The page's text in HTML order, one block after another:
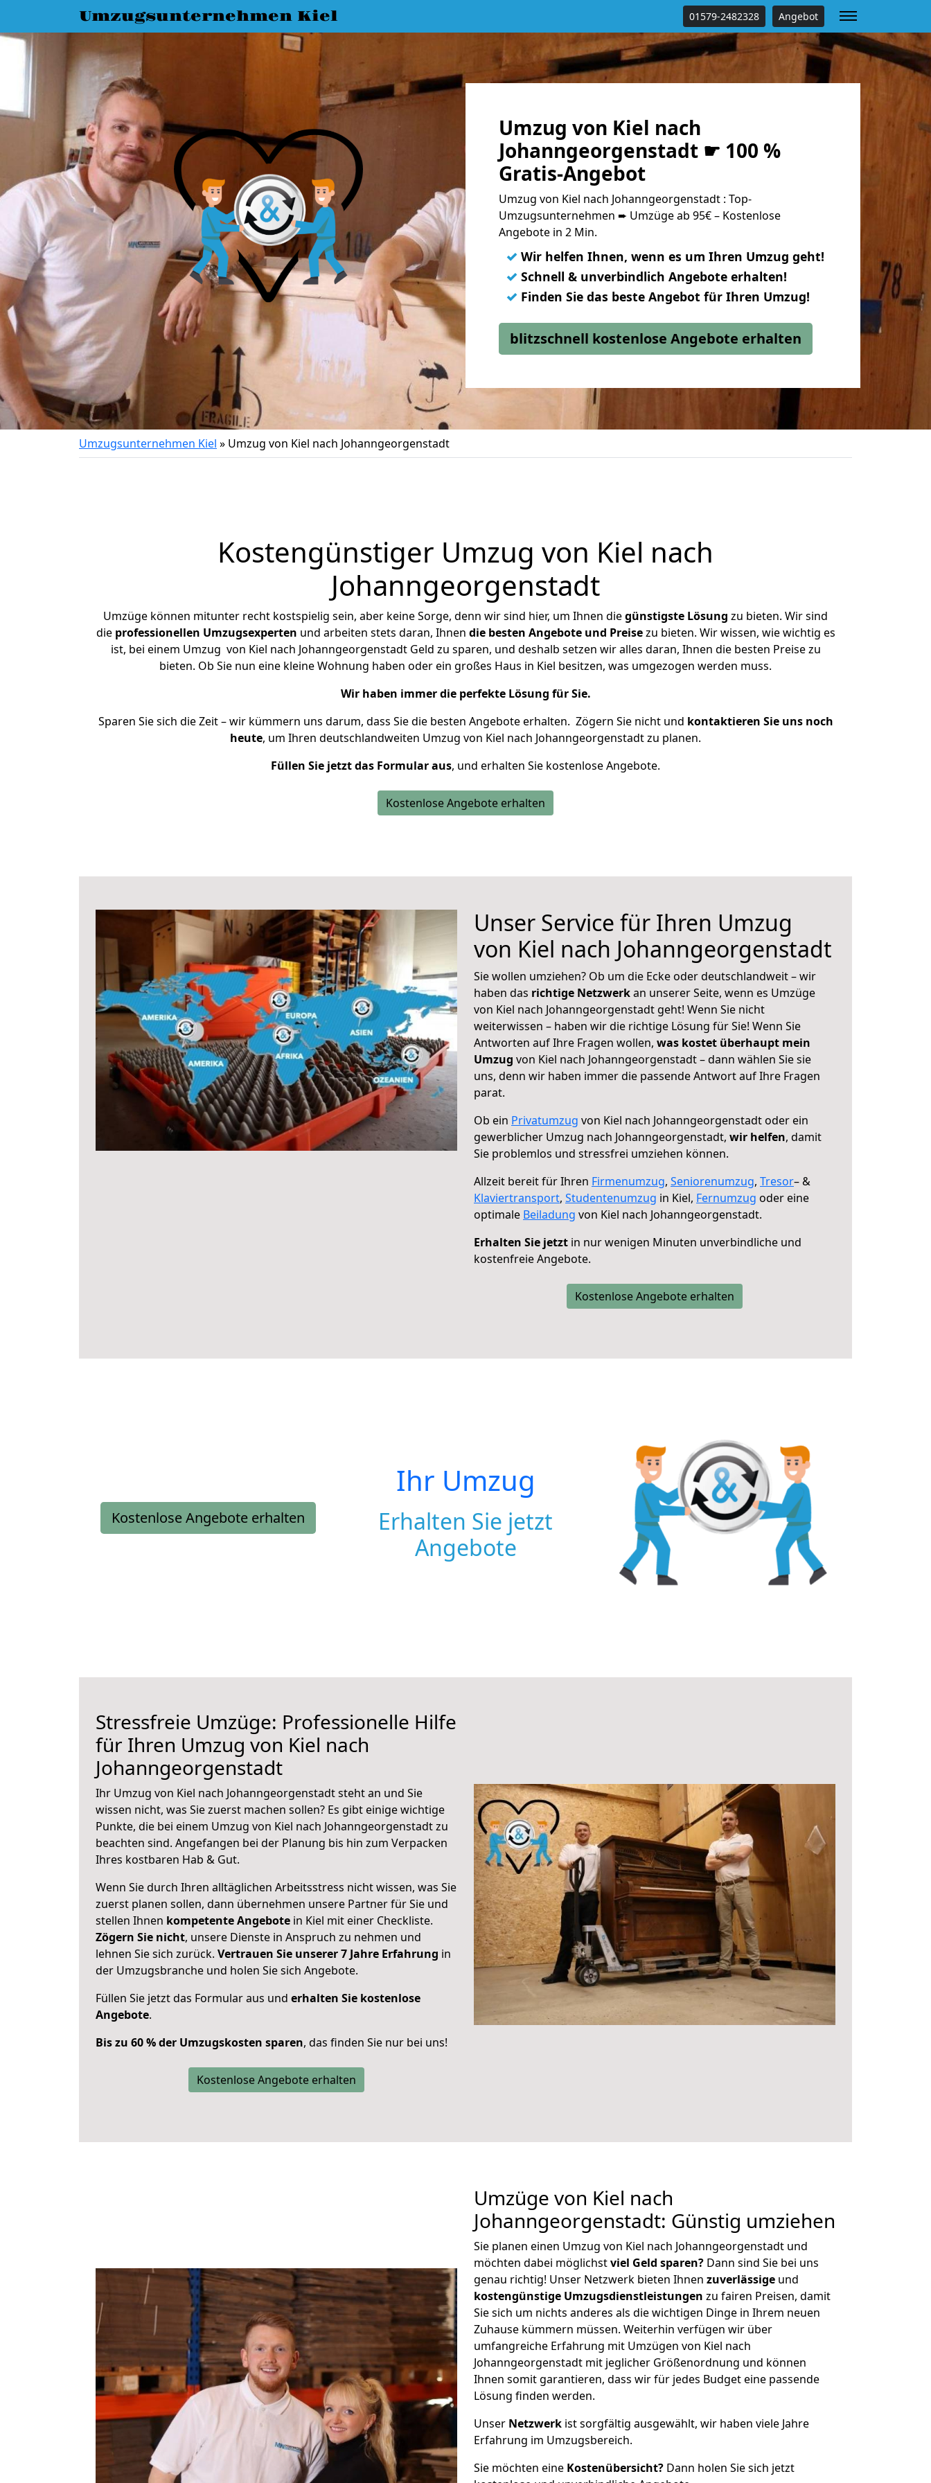
Umzugsunternehmen Kiel 01579-2482328 Angebot
Umzug von Kiel nach
Johanngeorgenstadt ☛ 100 %
Gratis-Angebot
Umzug von Kiel nach Johanngeorgenstadt : Top-
Umzugsunternehmen ➨ Umzüge ab 95€ – Kostenlose
Angebote in 2 Min.
✓ Wir helfen Ihnen, wenn es um Ihren Umzug geht!
✓ Schnell & unverbindlich Angebote erhalten!
✓ Finden Sie das beste Angebot für Ihren Umzug!
blitzschnell kostenlose Angebote erhalten
Umzugsunternehmen Kiel » Umzug von Kiel nach Johanngeorgenstadt
Kostengünstiger Umzug von Kiel nach
Johanngeorgenstadt
Umzüge können mitunter recht kostspielig sein, aber keine Sorge, denn wir sind hier, um Ihnen diegünstigste Lösung zu bieten. Wir sind
die professionellen Umzugsexperten und arbeiten stets daran, Ihnen die besten Angebote und Preisezu bieten. Wir wissen, wie wichtig es
ist, bei einem Umzug von Kiel nach Johanngeorgenstadt Geld zu sparen, und deshalb setzen wir alles daran, Ihnen die besten Preise zu
bieten. Ob Sie nun eine kleine Wohnung haben oder ein großes Haus in Kiel besitzen, was umgezogen werden muss.
Wir haben immer die perfekte Lösung für Sie.
Sparen Sie sich die Zeit – wir kümmern uns darum, dass Sie die besten Angebote erhalten. Zögern Sie nicht und kontaktieren Sie uns noch
heute, um Ihren deutschlandweiten Umzug von Kiel nach Johanngeorgenstadt zu planen.
Füllen Sie jetzt das Formular aus, und erhalten Sie kostenlose Angebote.
Kostenlose Angebote erhalten
Unser Service für Ihren Umzug
von Kiel nach Johanngeorgenstadt
Sie wollen umziehen? Ob um die Ecke oder deutschlandweit – wir
haben das richtige Netzwerkan unserer Seite, wenn es Umzüge
von Kiel nach Johanngeorgenstadt geht! Wenn Sie nicht
weiterwissen – haben wir die richtige Lösung für Sie! Wenn Sie
Antworten auf Ihre Fragen wollen, was kostet überhaupt mein
Umzug von Kiel nach Johanngeorgenstadt – dann wählen Sie sie
uns, denn wir haben immer die passende Antwort auf Ihre Fragen
parat.
Ob ein Privatumzug von Kiel nach Johanngeorgenstadt oder ein
gewerblicher Umzug nach Johanngeorgenstadt, wir helfen, damit
Sie problemlos und stressfrei umziehen können.
Allzeit bereit für Ihren Firmenumzug, Seniorenumzug, Tresor– &
Klaviertransport, Studentenumzug in Kiel, Fernumzug oder eine
optimale Beiladung von Kiel nach Johanngeorgenstadt.
Erhalten Sie jetzt in nur wenigen Minuten unverbindliche und
kostenfreie Angebote.
Kostenlose Angebote erhalten
Kostenlose Angebote erhalten
Ihr Umzug
Erhalten Sie jetzt
Angebote
Stressfreie Umzüge: Professionelle Hilfe
für Ihren Umzug von Kiel nach
Johanngeorgenstadt
Ihr Umzug von Kiel nach Johanngeorgenstadt steht an und Sie
wissen nicht, was Sie zuerst machen sollen? Es gibt einige wichtige
Punkte, die bei einem Umzug von Kiel nach Johanngeorgenstadt zu
beachten sind. Angefangen bei der Planung bis hin zum Verpacken
Ihres kostbaren Hab & Gut.
Wenn Sie durch Ihren alltäglichen Arbeitsstress nicht wissen, was Sie
zuerst planen sollen, dann übernehmen unsere Partner für Sie und
stellen Ihnen kompetente Angebote in Kiel mit einer Checkliste.
Zögern Sie nicht, unsere Dienste in Anspruch zu nehmen und
lehnen Sie sich zurück. Vertrauen Sie unserer 7 Jahre Erfahrung in
der Umzugsbranche und holen Sie sich Angebote.
Füllen Sie jetzt das Formular aus und erhalten Sie kostenlose
Angebote.
Bis zu 60 % der Umzugskosten sparen, das finden Sie nur bei uns!
Kostenlose Angebote erhalten
Umzüge von Kiel nach
Johanngeorgenstadt: Günstig umziehen
Sie planen einen Umzug von Kiel nach Johanngeorgenstadt und
möchten dabei möglichstviel Geld sparen? Dann sind Sie bei uns
genau richtig! Unser Netzwerk bieten Ihnen zuverlässige und
kostengünstige Umzugsdienstleistungen zu fairen Preisen, damit
Sie sich um nichts anderes als die wichtigen Dinge in Ihrem neuen
Zuhause kümmern müssen. Weiterhin verfügen wir über
umfangreiche Erfahrung mit Umzügen von Kiel nach
Johanngeorgenstadt mit jeglicher Größenordnung und können
Ihnen somit garantieren, dass wir für jedes Budget eine passende
Lösung finden werden.
Unser Netzwerk ist sorgfältig ausgewählt, wir haben viele Jahre
Erfahrung im Umzugsbereich.
Sie möchten eine Kostenübersicht? Dann holen Sie sich jetzt